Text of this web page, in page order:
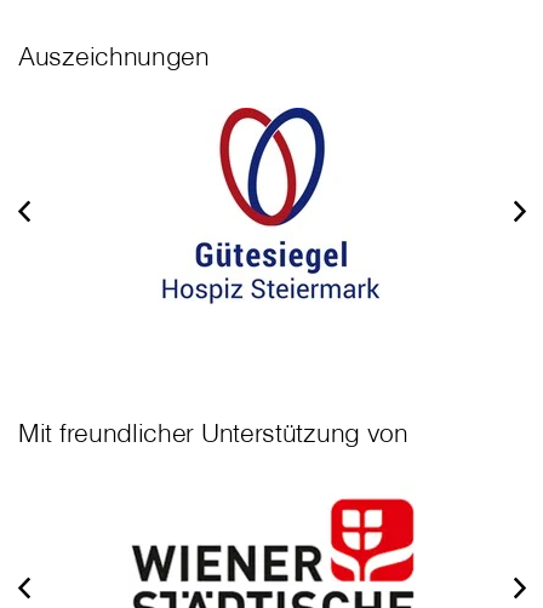
Auszeichnungen
Mit freundlicher Unterstützung von